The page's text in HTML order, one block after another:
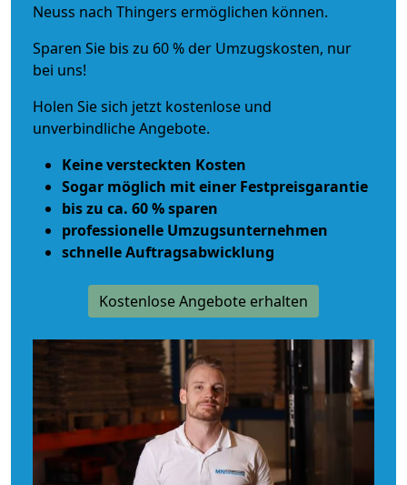
Neuss nach Thingers ermöglichen können.
Sparen Sie bis zu 60 % der Umzugskosten, nur
bei uns!
Holen Sie sich jetzt kostenlose und
unverbindliche Angebote.
Keine versteckten Kosten
Sogar möglich mit einer Festpreisgarantie
bis zu ca. 60 % sparen
professionelle Umzugsunternehmen
schnelle Auftragsabwicklung
Kostenlose Angebote erhalten